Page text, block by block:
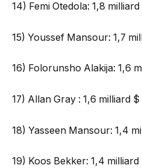
14) Femi Otedola: 1,8
15) Youssef Mansour: 1,7
16) Folorunsho Alakija: 1,6
17) Allan Gray : 1,6 milliard
18) Yasseen Mansour: 1,4
19) Koos Bekker: 1,4